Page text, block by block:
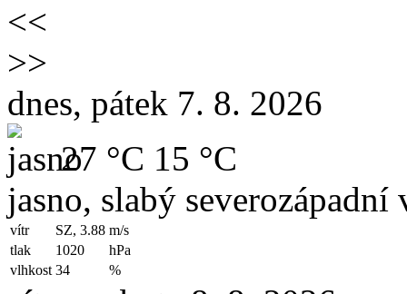
<<
>>
dnes, pátek 7. 8. 2026
27 °C 15 °C
jasno, slabý severozápadní
vítr SZ, 3.88 m/s
tlak
1020
hPa
vlhkost 34 %